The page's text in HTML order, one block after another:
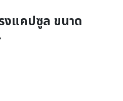
งแคปซูล ขนาด